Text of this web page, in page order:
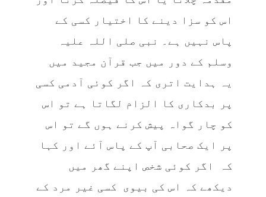
اس کو سزا دینے کا اختیار کسی کے
پاس نہیں ہے۔ نبی صلی اللہ علیہ
وسلم کے دور میں جب قرآن مجید میں
یہ ہدایت اتری کہ اگر کوئی آدمی کسی
پر بدکاری کا الزام لگاتا ہے تو اس
کو چار گواہ پیش کرنے ہوں گے تو اس
پر ایک صحابی آپ کے پاس آئے اور کہا
کہ اگر کوئی شخص اپنے گھر میں
دیکھے کہ اس کی بیوی کسی غیر مرد کے